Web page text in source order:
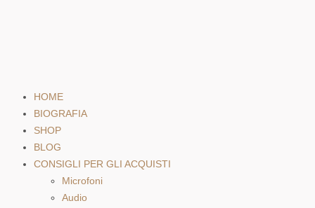
HOME
BIOGRAFIA
SHOP
BLOG
CONSIGLI PER GLI ACQUISTI
Microfoni
Audio